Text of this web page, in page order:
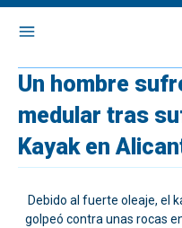
Un hombre
medular tras
Kayak en
Debido al fuerte oleaje, el
golpeó contra unas rocas